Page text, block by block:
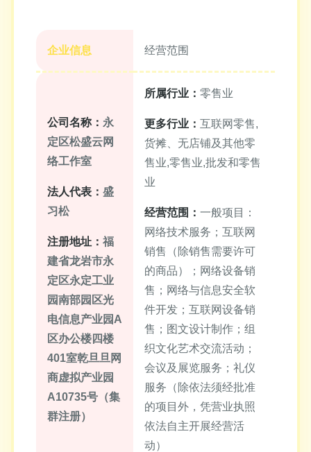
企业信息 经营范围
公司名称： 永
定区松盛云网
络工作室
法人代表： 盛
习松
注册地址： 福
建省龙岩市永
定区永定工业
园南部园区光
电信息产业园A
区办公楼四楼
401室乾旦旦网
商虚拟产业园
A10735号（集
群注册）
所属行业： 零售业
更多行业： 互联网零售,
货摊、无店铺及其他零
售业,零售业,批发和零售
业
经营范围： 一般项目：
网络技术服务；互联网
销售（除销售需要许可
的商品）；网络设备销
售；网络与信息安全软
件开发；互联网设备销
售；图文设计制作；组
织文化艺术交流活动；
会议及展览服务；礼仪
服务（除依法须经批准
的项目外，凭营业执照
依法自主开展经营活
动）